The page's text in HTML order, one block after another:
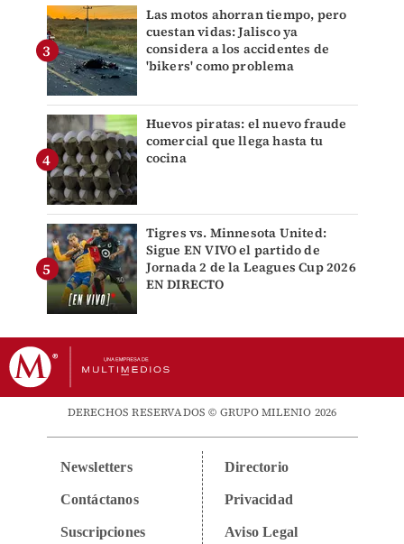
Las motos ahorran tiempo, pero
cuestan vidas: Jalisco ya
considera a los accidentes de
'bikers' como problema
Huevos piratas: el nuevo fraude
comercial que llega hasta tu
cocina
Tigres vs. Minnesota United:
Sigue EN VIVO el partido de
Jornada 2 de la Leagues Cup 2026
EN DIRECTO
DERECHOS RESERVADOS © GRUPO MILENIO 2026
Newsletters
Contáctanos
Suscripciones
Directorio
Privacidad
Aviso Legal